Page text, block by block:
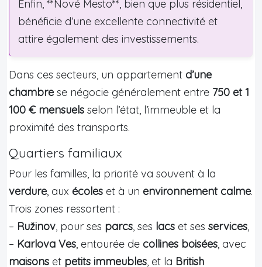
Enfin, **Nové Mesto**, bien que plus résidentiel,
bénéficie d’une excellente connectivité et
attire également des investissements.
Dans ces secteurs, un appartement d’une
chambre se négocie généralement entre 750 et 1
100 € mensuels selon l’état, l’immeuble et la
proximité des transports.
Quartiers familiaux
Pour les familles, la priorité va souvent à la
verdure, aux écoles et à un environnement calme.
Trois zones ressortent :
– Ružinov, pour ses parcs, ses lacs et ses services,
– Karlova Ves, entourée de collines boisées, avec
maisons et petits immeubles, et la British